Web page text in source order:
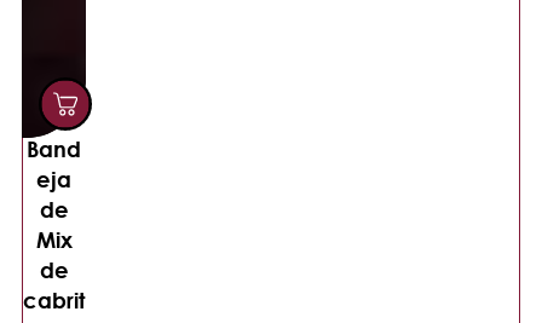
Band
eja
de
Mix
de
cabrit